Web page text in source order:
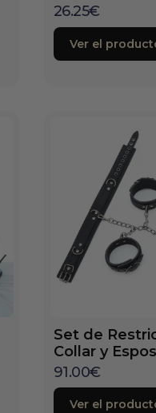
26.25€
Ver el
Set de
Collar y
91.00€
Ver el